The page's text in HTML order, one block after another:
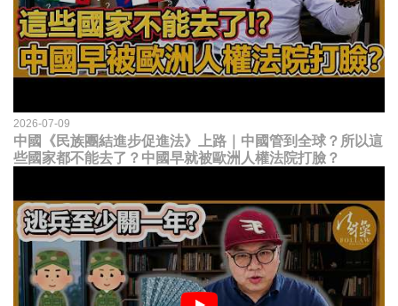
2026-07-09
中國《民族團結進步促進法》上路｜中國管到全球？所以這
些國家都不能去了？中國早就被歐洲人權法院打臉？